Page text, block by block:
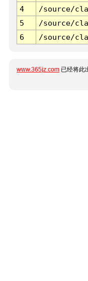
4
/source/
5
/source/
6
/source/
www.365jz.com 已经将此